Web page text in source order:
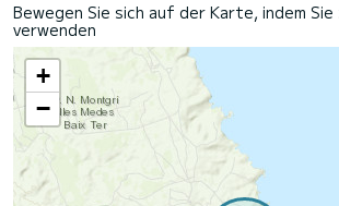
Bewegen Sie sich auf der Karte, indem Sie
verwenden
+
−